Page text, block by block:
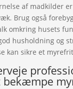
af madkilder
Brug også
omkring husets
husholdning og
kan sikre et